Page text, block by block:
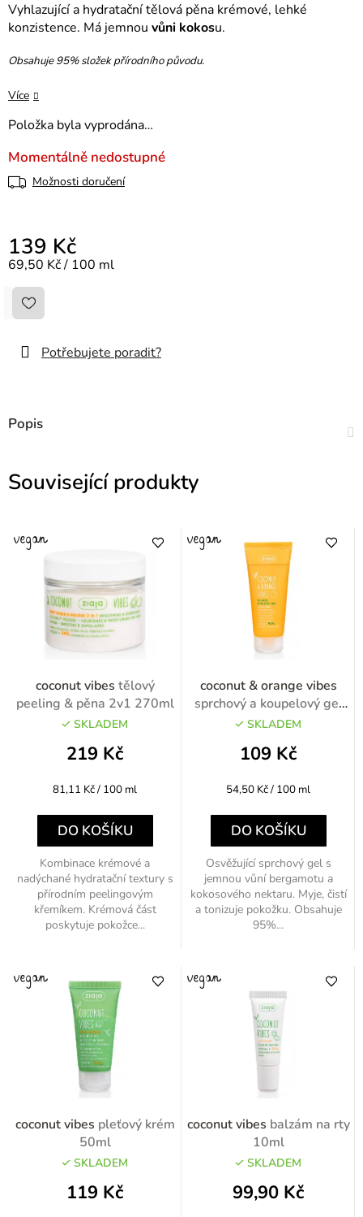
Vyhlazující a hydratační tělová pěna krémové, lehké
konzistence. Má jemnou vůni kokosu.
Obsahuje 95% složek přírodního původu.
Více
Položka byla vyprodána…
Momentálně nedostupné
Možnosti doručení
139 Kč
Měrná cena:
69,50 Kč / 100 ml
Potřebujete poradit?
Popis
Související produkty
coconut vibes tělový
peeling & pěna 2v1 270ml
SKLADEM
219 Kč
Měrná
81,11 Kč / 100 ml
DO KOŠÍKU
Kombinace krémové a
nadýchané hydratační textury s
přírodním peelingovým
křemíkem. Krémová část
poskytuje pokožce...
coconut & orange vibes
sprchový a koupelový gel
200ml
SKLADEM
109 Kč
Měrná
54,50 Kč / 100 ml
DO KOŠÍKU
Osvěžující sprchový gel s
jemnou vůní bergamotu a
kokosového nektaru. Myje, čistí
a tonizuje pokožku. Obsahuje
95%...
coconut vibes pleťový krém
50ml
SKLADEM
119 Kč
coconut vibes balzám na rty
10ml
SKLADEM
99,90 Kč